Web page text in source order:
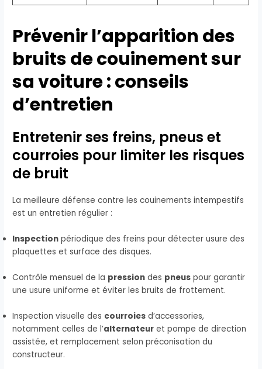
Prévenir l’apparition des
bruits de couinement sur
sa voiture : conseils
d’entretien
Entretenir ses freins, pneus et
courroies pour limiter les risques
de bruit
La meilleure défense contre les couinements intempestifs
est un entretien régulier :
Inspection périodique des freins pour détecter usure des
plaquettes et surface des disques.
Contrôle mensuel de la pression des pneus pour garantir
une usure uniforme et éviter les bruits de frottement.
Inspection visuelle des courroies d’accessories,
notamment celles de l’alternateur et pompe de direction
assistée, et remplacement selon préconisation du
constructeur.